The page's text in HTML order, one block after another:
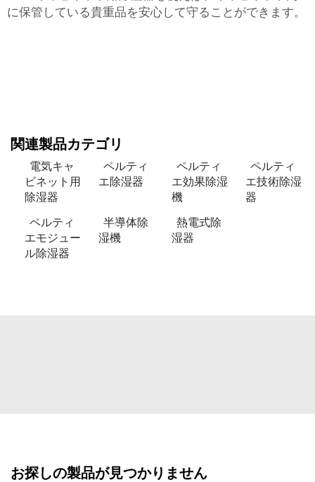
に保管している貴重品を安心して守ることができます。
関連製品カテゴリ
電気キャ
ビネット用
除湿器
ペルティ
エ除湿器
ペルティ
エ効果除湿
機
ペルティ
エ技術除湿
器
ペルティ
エモジュー
ル除湿器
半導体除
湿機
熱電式除
湿器
お探しの製品が見つかりません